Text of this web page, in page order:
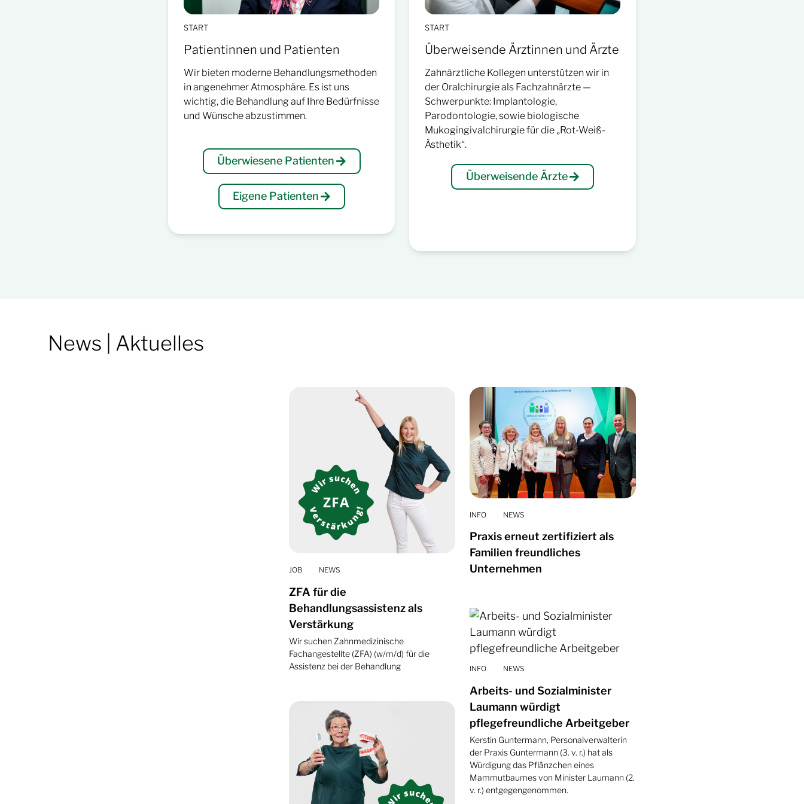
START
Patientinnen und Patienten
Wir bieten moderne Behandlungsmethoden
in angenehmer Atmosphäre. Es ist uns
wichtig, die Behandlung auf Ihre Bedürfnisse
und Wünsche abzustimmen.
Überwiesene Patienten
Eigene Patienten
START
Überweisende Ärztinnen und Ärzte
Zahnärztliche Kollegen unterstützen wir in
der Oralchirurgie als Fachzahnärzte —
Schwerpunkte: Implantologie,
Parodontologie, sowie biologische
Mukogingivalchirurgie für die „Rot-Weiß-
Ästhetik“.
Überweisende Ärzte
News | Aktuelles
JOB NEWS
ZFA für die
Behandlungsassistenz als
Verstärkung
Wir suchen Zahnmedizinische
Fachangestellte (ZFA) (w/m/d) für die
Assistenz bei der Behandlung
INFO NEWS
Praxis erneut zertifiziert als
Familien freundliches
Unternehmen
INFO NEWS
Arbeits- und Sozialminister
Laumann würdigt
pflegefreundliche Arbeitgeber
Kerstin Guntermann, Personalverwalterin
der Praxis Guntermann (3. v. r.) hat als
Würdigung das Pflänzchen eines
Mammutbaumes von Minister Laumann (2.
v. r.) entgegengenommen.